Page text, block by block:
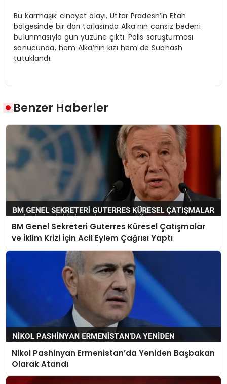
Bu karmaşık cinayet olayı, Uttar Pradesh’in Etah
bölgesinde bir darı tarlasında Alka’nın cansız bedeni
bulunmasıyla gün yüzüne çıktı. Polis soruşturması
sonucunda, hem Alka’nın kızı hem de Subhash
tutuklandı.
Benzer Haberler
BM Genel Sekreteri Guterres Küresel Çatışmalar
ve İklim Krizi İçin Acil Eylem Çağrısı Yaptı
Nikol Pashinyan Ermenistan’da Yeniden Başbakan
Olarak Atandı